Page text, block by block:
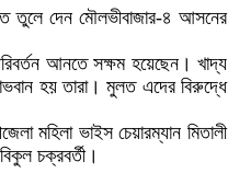
তুলে দেন মৌলভীবাজার-৪ আসনের
আনতে সক্ষম হয়েছেন। খাদ্য
হয় তারা। মুলত এদের বিরুদ্ধে
মহিলা ভাইস চেয়ারম্যান মিতালী
চক্রবর্তী।